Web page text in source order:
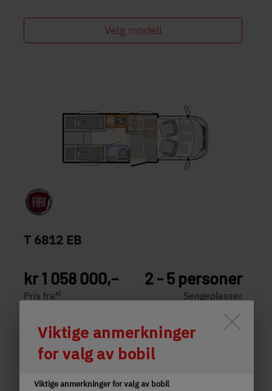
Velg modell
T 6812 EB
kr 1 058 000,–
Pris fra a)
2 - 5 personer
Sengeplasser
6.95 m
lengde
3,499 kg
Teknisk tillatt totalvekt
Durch Scrolling wird der
Viktige anmerkninger
for valg av bobil
Viktige anmerkninger for valg av bobil